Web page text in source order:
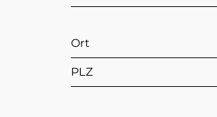
Ort
PLZ